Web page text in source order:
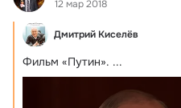
12 мар 2018
Дмитрий Киселёв
Фильм «Путин». ...